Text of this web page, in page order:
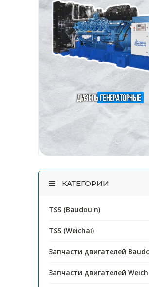
КАТЕГОРИИ
TSS (Baudouin)
TSS (Weichai)
Запчасти двигателей
Запчасти двигателей